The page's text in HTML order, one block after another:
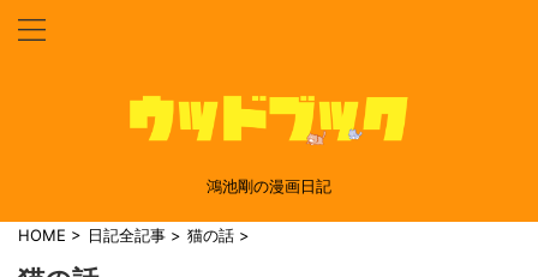
鴻池剛の漫画日記
HOME > 日記全記事 > 猫の話 >